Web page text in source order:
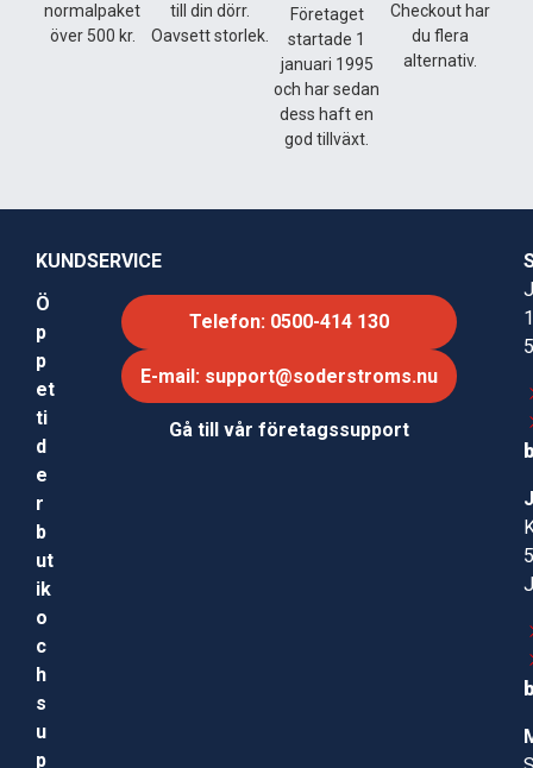
normalpaket
över 500 kr.
till din dörr.
Oavsett storlek.
Företaget
startade 1
januari 1995
och har sedan
dess haft en
god tillväxt.
Checkout har
du flera
alternativ.
KUNDSERVICE
Ö
p
p
et
ti
d
e
r
b
ut
ik
o
c
h
s
u
p
Telefon: 0500-414 130
E-mail: support@soderstroms.nu
Gå till vår företagssupport